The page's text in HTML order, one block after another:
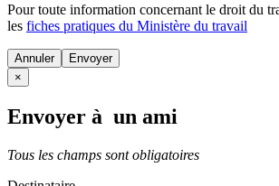
Pour toute information concernant le droit du
les fiches pratiques du Ministère du travail
Annuler
×
Envoyer à un ami
Tous les champs sont obligatoires